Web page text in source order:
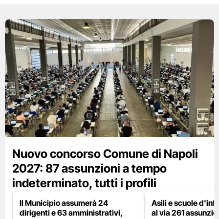
Nuovo concorso Comune di Napoli
2027: 87 assunzioni a tempo
indeterminato, tutti i profili
Il Municipio assumerà 24
dirigenti e 63 amministrativi,
Asili e scuole
al via 261